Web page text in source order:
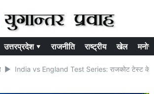
उत्तरप्रदेश ▾ राजनीति राष्ट्रीय खेल
India vs England Test Series: राजकोट टेस्ट के